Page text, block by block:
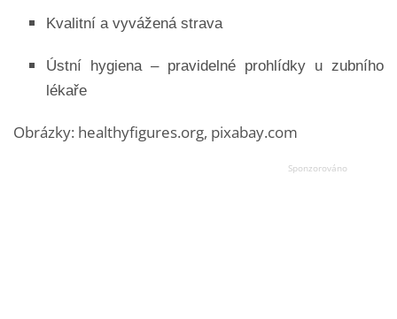
Kvalitní a vyvážená strava
Ústní hygiena – pravidelné prohlídky u zubního
lékaře
Obrázky: healthyfigures.org, pixabay.com